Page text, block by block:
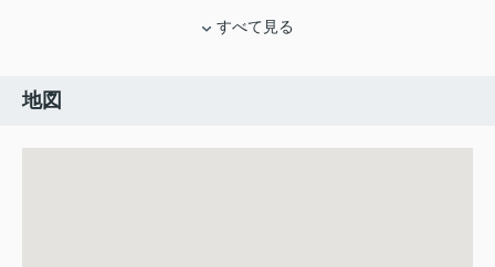
すべて見る
地図